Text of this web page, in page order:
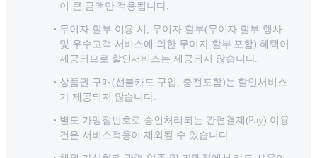
이 큰 금액만 적용됩니다.
무이자 할부 이용 시, 무이자 할부(무이자 할부 행사
및 우수고객 서비스에 의한 무이자 할부 포함) 혜택이
제공되므로 할인서비스는 제공되지 않습니다.
상품권 구매(선불카드 구입, 충전포함)는 할인서비스
가 제공되지 않습니다.
별도 가맹점번호로 승인처리되는 간편결제(Pay) 이용
건은 서비스적용이 제외될 수 있습니다.